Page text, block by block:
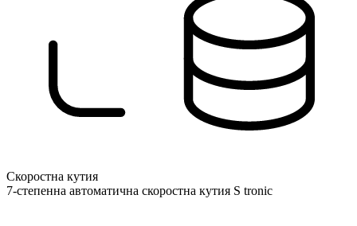
Скоростна кутия
7-степенна автоматична скоростна кутия S tronic